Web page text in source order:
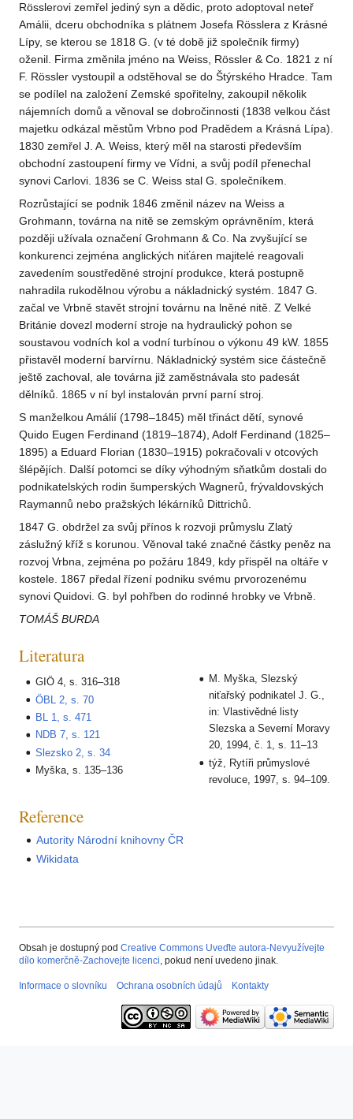
Rösslerovi zemřel jediný syn a dědic, proto adoptoval neteř
Amálii, dceru obchodníka s plátnem Josefa Rösslera z Krásné
Lípy, se kterou se 1818 G. (v té době již společník firmy)
oženil. Firma změnila jméno na Weiss, Rössler & Co. 1821 z ní
F. Rössler vystoupil a odstěhoval se do Štýrského Hradce. Tam
se podílel na založení Zemské spořitelny, zakoupil několik
nájemních domů a věnoval se dobročinnosti (1838 velkou část
majetku odkázal městům Vrbno pod Pradědem a Krásná Lípa).
1830 zemřel J. A. Weiss, který měl na starosti především
obchodní zastoupení firmy ve Vídni, a svůj podíl přenechal
synovi Carlovi. 1836 se C. Weiss stal G. společníkem.
Rozrůstající se podnik 1846 změnil název na Weiss a
Grohmann, továrna na nitě se zemským oprávněním, která
později užívala označení Grohmann & Co. Na zvyšující se
konkurenci zejména anglických niťáren majitelé reagovali
zavedením soustředěné strojní produkce, která postupně
nahradila rukodělnou výrobu a nákladnický systém. 1847 G.
začal ve Vrbně stavět strojní továrnu na lněné nitě. Z Velké
Británie dovezl moderní stroje na hydraulický pohon se
soustavou vodních kol a vodní turbínou o výkonu 49 kW. 1855
přistavěl moderní barvírnu. Nákladnický systém sice částečně
ještě zachoval, ale továrna již zaměstnávala sto padesát
dělníků. 1865 v ní byl instalován první parní stroj.
S manželkou Amálií (1798–1845) měl třináct dětí, synové
Quido Eugen Ferdinand (1819–1874), Adolf Ferdinand (1825–
1895) a Eduard Florian (1830–1915) pokračovali v otcových
šlépějích. Další potomci se díky výhodným sňatkům dostali do
podnikatelských rodin šumperských Wagnerů, frývaldovských
Raymannů nebo pražských lékárníků Dittrichů.
1847 G. obdržel za svůj přínos k rozvoji průmyslu Zlatý
záslužný kříž s korunou. Věnoval také značné částky peněz na
rozvoj Vrbna, zejména po požáru 1849, kdy přispěl na oltáře v
kostele. 1867 předal řízení podniku svému prvorozenému
synovi Quidovi. G. byl pohřben do rodinné hrobky ve Vrbně.
TOMÁŠ BURDA
Literatura
GIÖ 4, s. 316–318
ÖBL 2, s. 70
BL 1, s. 471
NDB 7, s. 121
Slezsko 2, s. 34
Myška, s. 135–136
M. Myška, Slezský
niťařský podnikatel J. G.,
in: Vlastivědné listy
Slezska a Severní Moravy
20, 1994, č. 1, s. 11–13
týž, Rytíři průmyslové
revoluce, 1997, s. 94–109.
Reference
Autority Národní knihovny ČR
Wikidata
Obsah je dostupný pod Creative Commons Uveďte autora-Nevyužívejte
dílo komerčně-Zachovejte licenci, pokud není uvedeno jinak.
Informace o slovníku Ochrana osobních údajů Kontakty